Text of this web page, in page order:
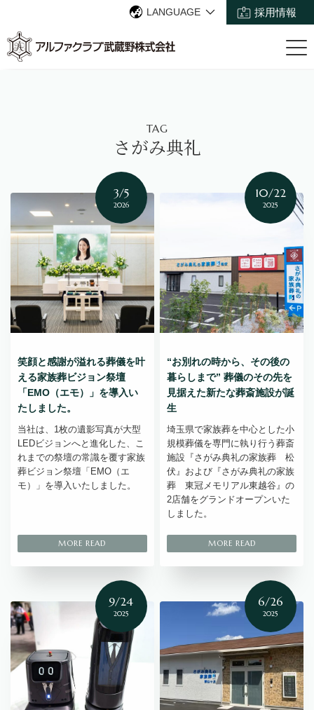
LANGUAGE 採用情報
TAG
さがみ典礼
3/5
2026
笑顔と感謝が溢れる葬儀を叶
える家族葬ビジョン祭壇
「EMO（エモ）」を導入い
たしました。
当社は、1枚の遺影写真が大型
LEDビジョンへと進化した、こ
れまでの祭壇の常識を覆す家族
葬ビジョン祭壇「EMO（エ
モ）」を導入いたしました。
10/22
2025
“お別れの時から、その後の
暮らしまで” 葬儀のその先を
見据えた新たな葬斎施設が誕
生
埼玉県で家族葬を中心とした小
規模葬儀を専門に執り行う葬斎
施設『さがみ典礼の家族葬 松
伏』および『さがみ典礼の家族
葬 東冠メモリアル東越谷』の
2店舗をグランドオープンいた
しました。
9/24
2025
6/26
2025